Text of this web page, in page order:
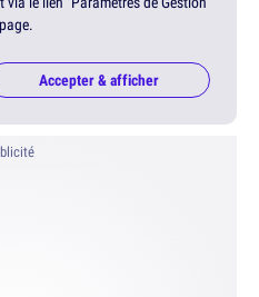
Accepter & afficher